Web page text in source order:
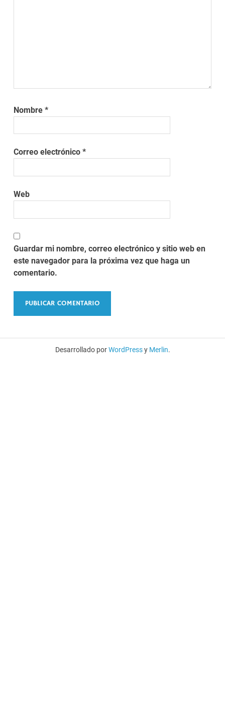
Nombre*
Correo electrónico*
Web
Guardar mi nombre, correo electrónico y sitio web en
este navegador para la próxima vez que haga un
comentario.
Desarrollado porWordPressy Merlin.